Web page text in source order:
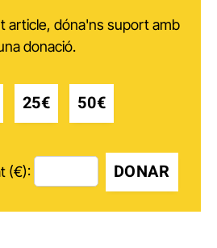
article, dóna'ns suport amb
donació.
25€ 50€
(€): DONAR